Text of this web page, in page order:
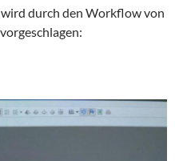
durch den Workflow von